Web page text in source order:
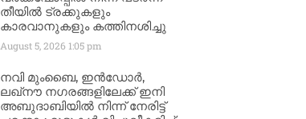
തീയിൽ ട്രക്കുകളും
കാരവാനുകളും കത്തിനശിച്ചു
August 5, 2026 1:05 pm
നവി മുംബൈ, ഇൻഡോർ,
ലഖ്നൗ നഗരങ്ങളിലേക്ക് ഇനി
അബുദാബിയിൽ നിന്ന് നേരിട്ട്